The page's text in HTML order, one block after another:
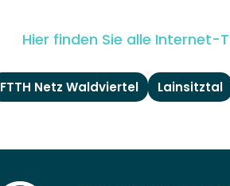
Hier finden Sie alle
FTTH Netz Waldviertel Lainsitztal